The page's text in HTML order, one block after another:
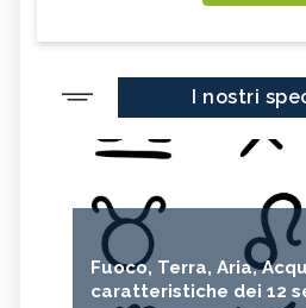
I nostri
Fuoco, Terra, Aria,
caratteristiche dei 12